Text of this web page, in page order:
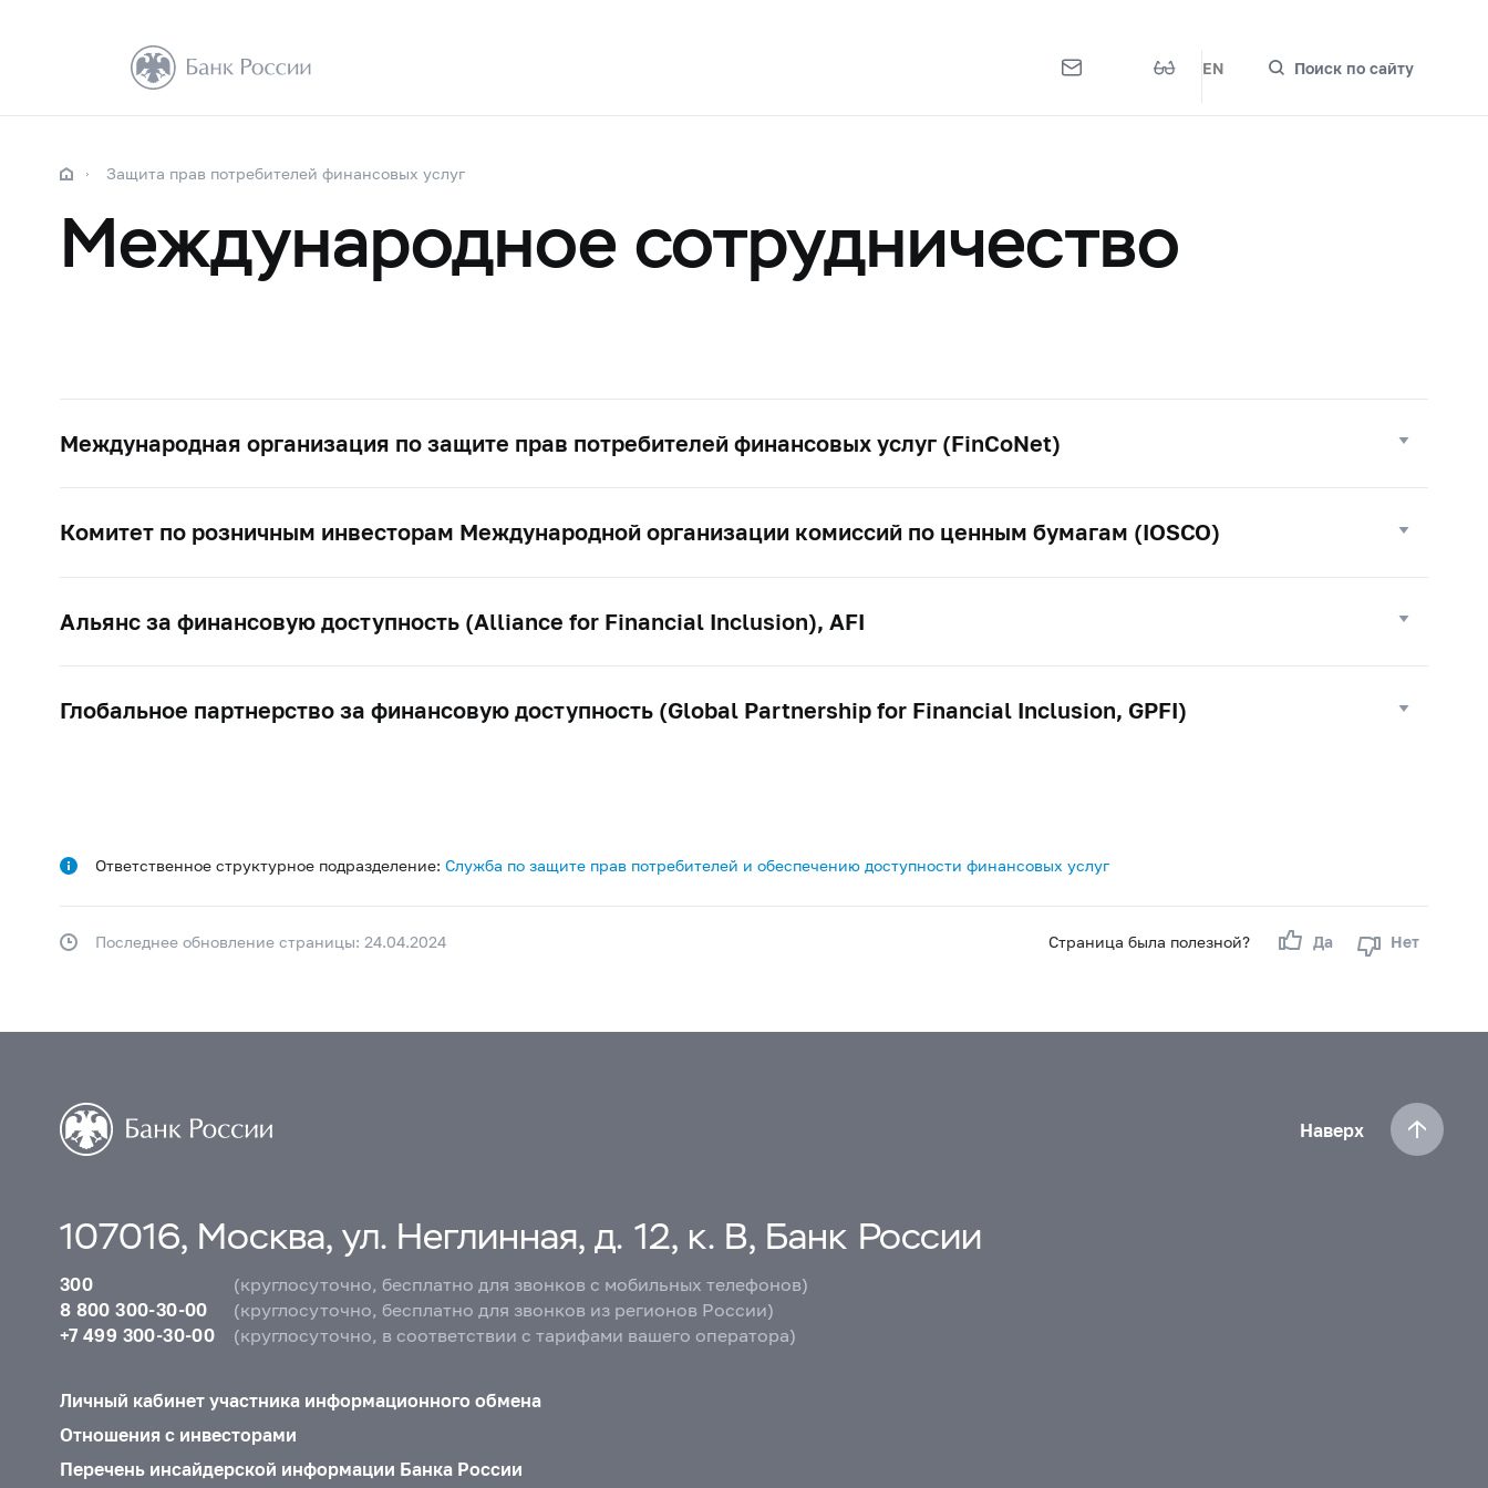
EN Поиск по сайту
Защита прав потребителей финансовых услуг
Международное сотрудничество
Международная организация по защите прав потребителей финансовых услуг (FinCoNet)
Комитет по розничным инвесторам Международной организации комиссий по ценным бумагам (IOSCO)
Альянс за финансовую доступность (Alliance for Financial Inclusion), AFI
Глобальное партнерство за финансовую доступность (Global Partnership for Financial Inclusion, GPFI)
Ответственное структурное подразделение: Служба по защите прав потребителей и обеспечению доступности финансовых услуг
Страница была полезной? Да Нет
Последнее обновление страницы: 24.04.2024
Наверх
107016, Москва, ул. Неглинная, д. 12, к. В, Банк России
300
(круглосуточно, бесплатно для звонков с мобильных телефонов)
8 800 300-30-00
(круглосуточно, бесплатно для звонков из регионов России)
+7 499 300-30-00
(круглосуточно, в соответствии с тарифами вашего оператора)
Личный кабинет участника информационного обмена
Отношения с инвесторами
Перечень инсайдерской информации Банка России